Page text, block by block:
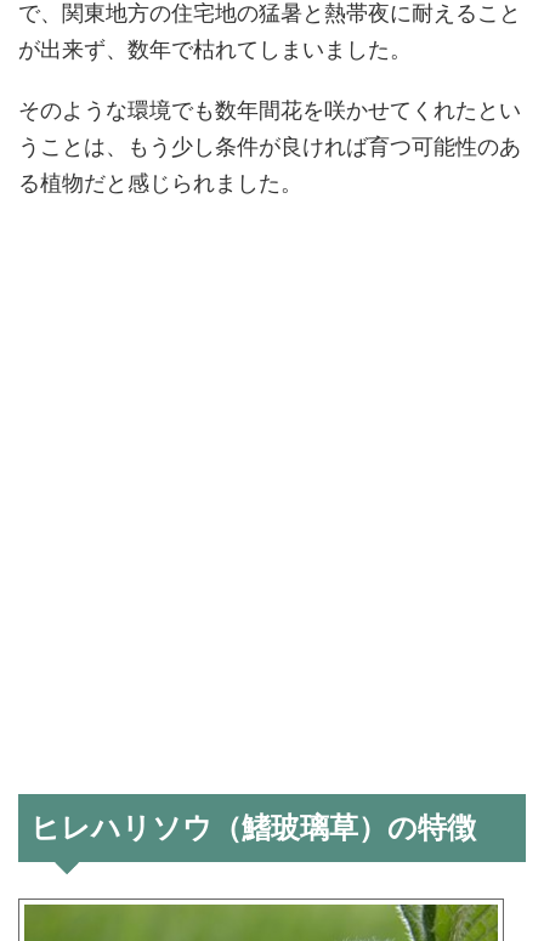
で、関東地方の住宅地の猛暑と熱帯夜に耐えること
が出来ず、数年で枯れてしまいました。
そのような環境でも数年間花を咲かせてくれたとい
うことは、もう少し条件が良ければ育つ可能性のあ
る植物だと感じられました。
ヒレハリソウ（鰭玻璃草）の特徴